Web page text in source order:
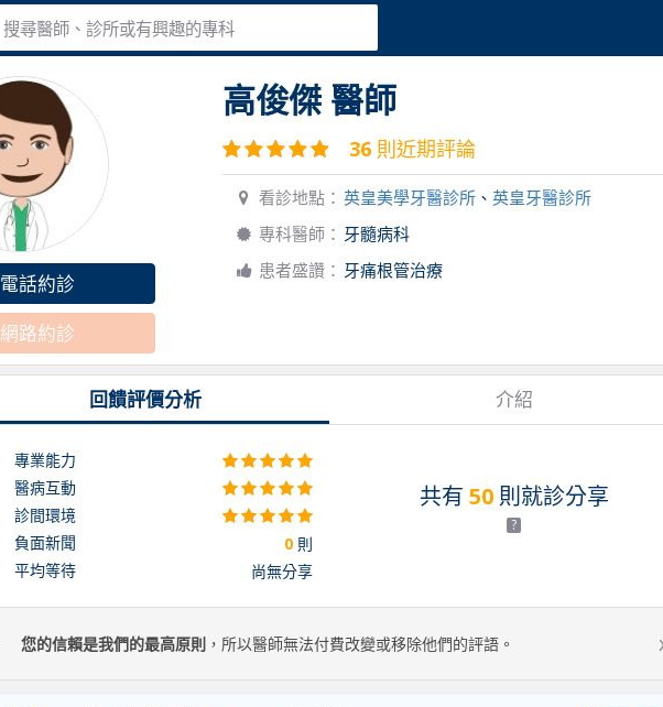
搜尋醫師、診所或有興趣的專科
電話約診
網路約診
高俊傑 醫師
36 則近期評論
看診地點： 英皇美學牙醫診所 、 英皇牙醫診所
專科醫師： 牙髓病科
患者盛讚： 牙痛根管治療
回饋評價分析 介紹
共有 50則就診分享
?
專業能力
醫病互動
診間環境
負面新聞
0 則
平均等待
尚無分享
您的信賴是我們的最高原則 ，所以醫師無法付費改變或移除他們的評語。